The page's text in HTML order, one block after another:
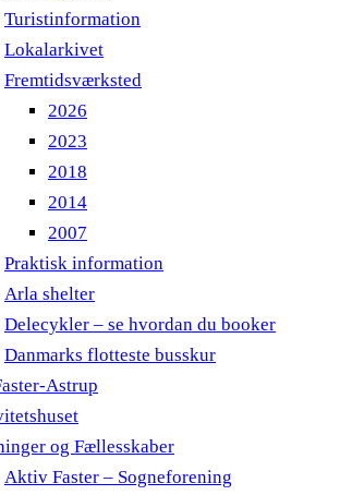
Turistinformation
Lokalarkivet
Fremtidsværksted
2026
2023
2018
2014
2007
Praktisk information
Arla shelter
Delecykler – se hvordan du booker
Danmarks flotteste busskur
Astrup
og Fællesskaber
Aktiv Faster – Sogneforening